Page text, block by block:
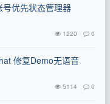
号优先状态管理器
1220 0
修复Demo无语音
5114 0